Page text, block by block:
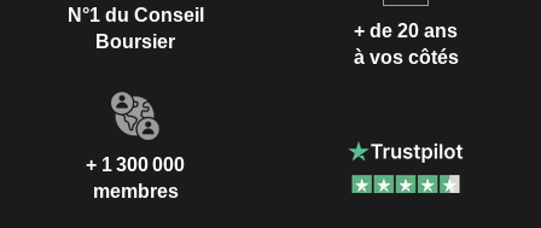
N°1 du Conseil
Boursier
+ de 20 ans
à vos côtés
+ 1 300 000
membres